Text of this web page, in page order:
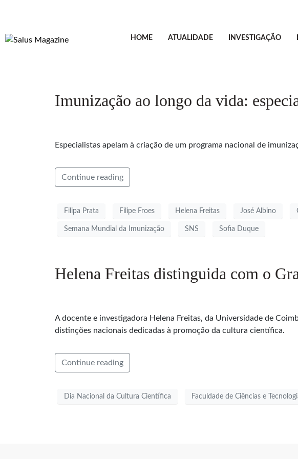
HOME ATUALIDADE INVESTIGAÇÃO
Imunização ao longo da vida:
Especialistas apelam à criação de um programa nacional de
Continue reading
Filipa Prata Filipe Froes Helena Freitas José Albino
Semana Mundial da Imunização SNS Sofia Duque
Helena Freitas distinguida com o
A docente e investigadora Helena Freitas, da Universidade de
distinções nacionais dedicadas à promoção da cultura científica.
Continue reading
Dia Nacional da Cultura Científica Faculdade de Ciências e